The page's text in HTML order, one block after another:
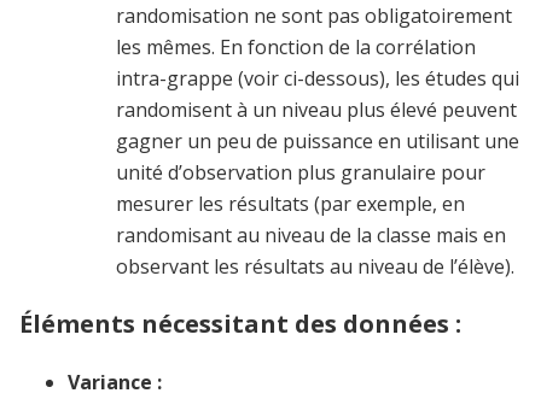
randomisation ne sont pas obligatoirement
les mêmes. En fonction de la corrélation
intra-grappe (voir ci-dessous), les études qui
randomisent à un niveau plus élevé peuvent
gagner un peu de puissance en utilisant une
unité d’observation plus granulaire pour
mesurer les résultats (par exemple, en
randomisant au niveau de la classe mais en
observant les résultats au niveau de l’élève).
Éléments nécessitant des données :
Variance :